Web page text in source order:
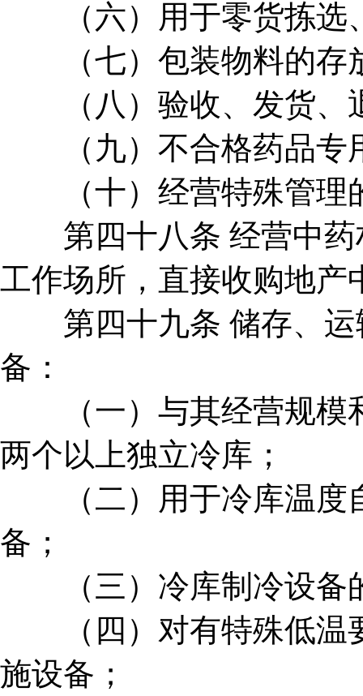
（六）用于零货拣选
（七）包装物料的存
（八）验收、发货、
（九）不合格药品专
（十）经营特殊管理
第四十八条 经营中药
工作场所，直接收购地产
第四十九条 储存、运
备：
（一）与其经营规模
两个以上独立冷库；
（二）用于冷库温度
备；
（三）冷库制冷设备
（四）对有特殊低温
施设备；